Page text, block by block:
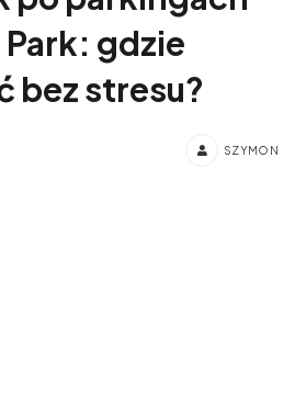
Park: gdzie
bez stresu?
SZYMON